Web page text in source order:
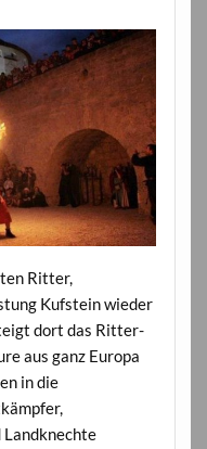
Ritter,
Kufstein wieder
dort das Ritter-
aus ganz Europa
in die
Landknechte